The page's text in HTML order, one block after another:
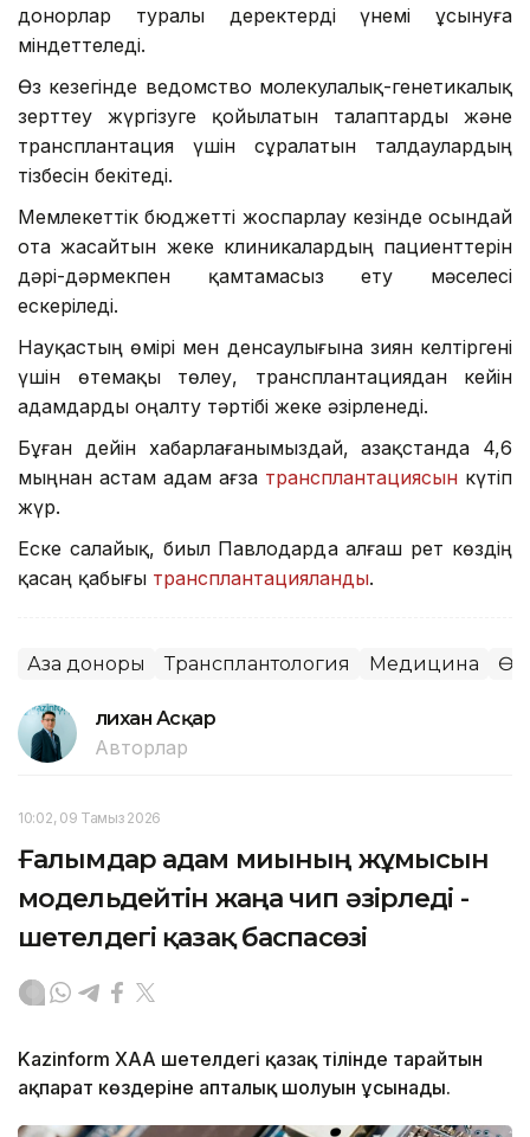
донорлар туралы деректерді үнемі ұсынуға
міндеттеледі.
Өз кезегінде ведомство молекулалық-генетикалық
зерттеу жүргізуге қойылатын талаптарды және
трансплантация үшін сұралатын талдаулардың
тізбесін бекітеді.
Мемлекеттік бюджетті жоспарлау кезінде осындай
ота жасайтын жеке клиникалардың пациенттерін
дәрі-дәрмекпен қамтамасыз ету мәселесі
ескеріледі.
Науқастың өмірі мен денсаулығына зиян келтіргені
үшін өтемақы төлеу, трансплантациядан кейін
адамдарды оңалту тәртібі жеке әзірленеді.
Бұған дейін хабарлағанымыздай, Қазақстанда 4,6
мыңнан астам адам ағза трансплантациясын күтіп
жүр.
Еске салайық, биыл Павлодарда алғаш рет көздің
қасаң қабығы трансплантацияланды.
Ағза доноры Трансплантология Медицина
Әлихан Асқар
Авторлар
10:02, 09 Тамыз 2026
Ғалымдар адам миының жұмысын
модельдейтін жаңа чип әзірледі -
шетелдегі қазақ баспасөзі
Kazinform ХАА шетелдегі қазақ тілінде тарайтын
ақпарат көздеріне апталық шолуын ұсынады.